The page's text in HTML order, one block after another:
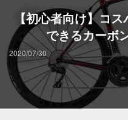
【初心者向け】コ
できるカーボ
2020/07/30